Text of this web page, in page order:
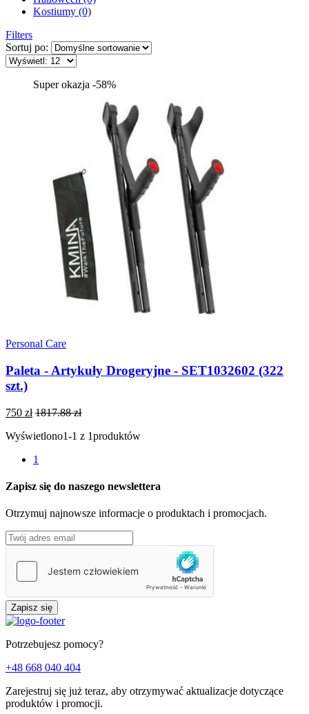
Kostiumy (0)
Filters
Sortuj po:
Super okazja -58%
Personal Care
Paleta - Artykuły Drogeryjne - SET1032602 (322
szt.)
750 zł 1817.88 zł
Wyświetlono1-1 z 1produktów
1
Zapisz się do naszego newslettera
Otrzymuj najnowsze informacje o produktach i promocjach.
Zapisz się
Potrzebujesz pomocy?
+48 668 040 404
Zarejestruj się już teraz, aby otrzymywać aktualizacje dotyczące
produktów i promocji.